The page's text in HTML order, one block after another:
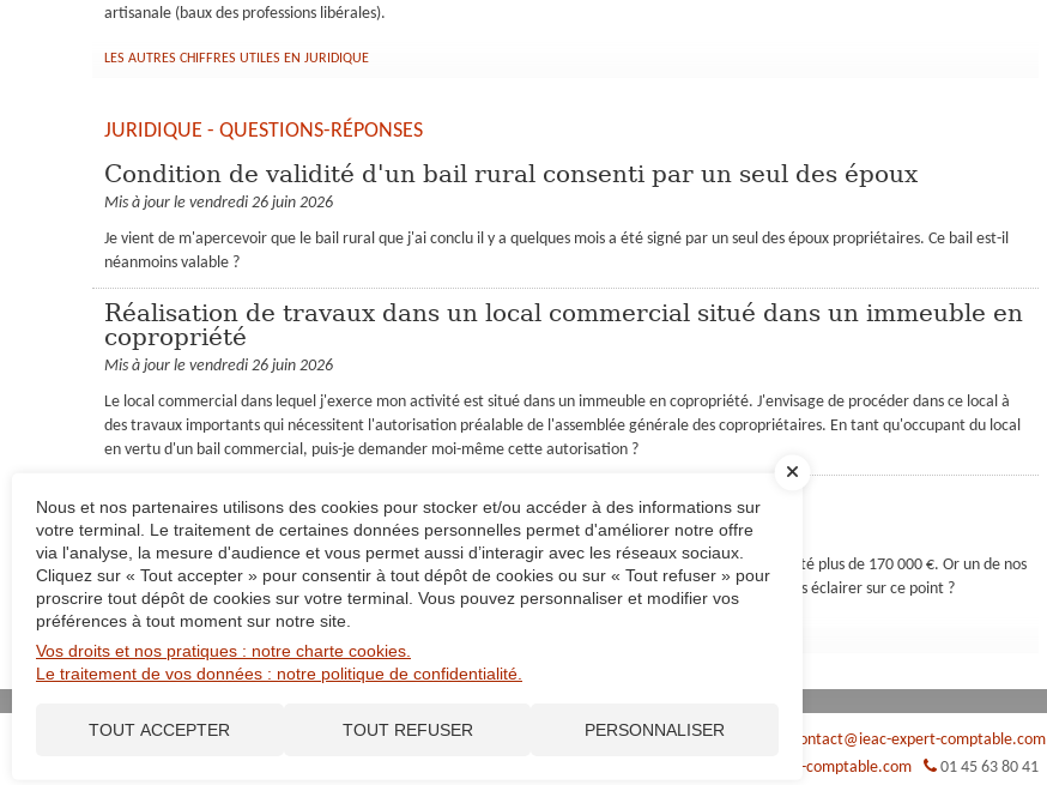
artisanale (baux des professions libérales).
LES AUTRES CHIFFRES UTILES EN JURIDIQUE
JURIDIQUE - QUESTIONS-RÉPONSES
Condition de validité d'un bail rural consenti par un seul des époux
Mis à jour le vendredi 26 juin 2026
Je vient de m'apercevoir que le bail rural que j'ai conclu il y a quelques mois a été signé par un seul des époux propriétaires. Ce bail est-il
néanmoins valable ?
Réalisation de travaux dans un local commercial situé dans un immeuble en
copropriété
Mis à jour le vendredi 26 juin 2026
Le local commercial dans lequel j'exerce mon activité est situé dans un immeuble en copropriété. J'envisage de procéder dans ce local à
des travaux importants qui nécessitent l'autorisation préalable de l'assemblée générale des copropriétaires. En tant qu'occupant du local
en vertu d'un bail commercial, puis-je demander moi-même cette autorisation ?
Établissement de comptes annuels par une association
Mis à jour le mardi 16 juin 2026
À la suite de très nombreux dons, notre association d'intérêt général a, depuis le début de l'année, récolté plus de 170 000 €. Or un de nos
adhérents nous a indiqué que cette situation nous imposait des obligations comptables. Pouvez-vous nous éclairer sur ce point ?
Notre bureau de Strasbourg 1 C rue des Frères Lumière 67201 ECKBOLSHEIM contact@ieac-expert-comptable.com
contact@ieac-expert-comptable.com 01 45 63 80 41
Nous et nos partenaires utilisons des cookies pour stocker et/ou accéder à des informations sur
votre terminal. Le traitement de certaines données personnelles permet d'améliorer notre offre
via l'analyse, la mesure d'audience et vous permet aussi d’interagir avec les réseaux sociaux.
Cliquez sur « Tout accepter » pour consentir à tout dépôt de cookies ou sur « Tout refuser » pour
proscrire tout dépôt de cookies sur votre terminal. Vous pouvez personnaliser et modifier vos
préférences à tout moment sur notre site.
Vos droits et nos pratiques : notre charte cookies.
Le traitement de vos données : notre politique de confidentialité.
TOUT ACCEPTER TOUT REFUSER PERSONNALISER